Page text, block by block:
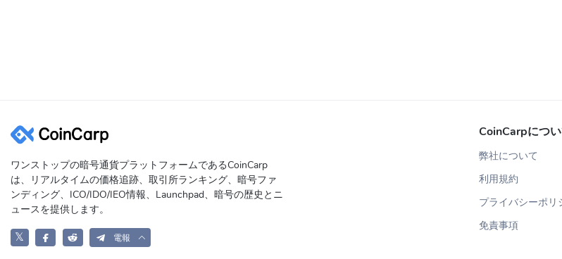
ワンストップの暗号通貨プラットフォームであるCoinCarp
は、リアルタイムの価格追跡、取引所ランキング、暗号ファ
ンディング、ICO/IDO/IEO情報、Launchpad、暗号の歴史とニ
ュースを提供します。
𝕏 電報
CoinCarpにつ
弊社について
利用規約
プライバシーポリ
免責事項